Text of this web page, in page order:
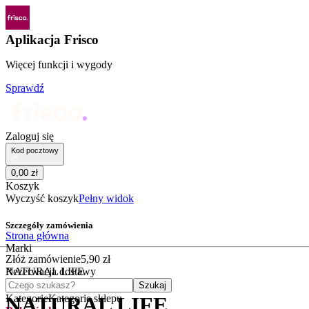
Aplikacja Frisco
Więcej funkcji i wygody
Sprawdź
Zaloguj się
Kod pocztowy
0,00 zł
Koszyk
Wyczyść koszykPełny widok
Szczegóły zamówienia
Złóż zamówienie5,90 zł
Rezerwacja dostawy
Czego szukasz?
Szukaj
KategorieKategorie sklepu
Strona główna
Marki
NATURAL LIFE